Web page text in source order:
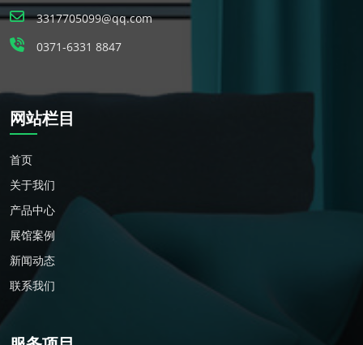
3317705099@qq.com
0371-6331 8847
网站栏目
首页
关于我们
产品中心
展馆案例
新闻动态
联系我们